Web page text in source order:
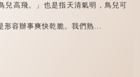
高飛。」也是指天清氣明，鳥兒可
容辦事爽快乾脆。我們熟...